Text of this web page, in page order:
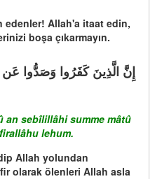
edenler! Allah'a itaat edin,
boşa çıkarmayın.
an sebîlillâhi summe mâtû
lehum.
Allah yolundan
olarak ölenleri Allah asla